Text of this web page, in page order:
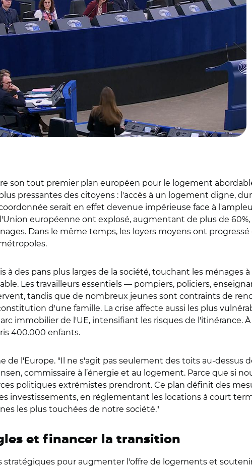
son tout premier plan européen pour le logement
pressantes des citoyens : l'accès à un logement digne,
serait en effet devenue impérieuse face à
européenne ont explosé, augmentant de plus de
Dans le même temps, les loyers moyens ont progressé
des pans plus larges de la société, touchant les ménages
Les travailleurs essentiels — pompiers, policiers,
tandis que de nombreux jeunes sont contraints de
d'une famille. La crise affecte aussi les plus
immobilier de l'UE, intensifiant les risques de l'itinérance.
400.000 enfants.
de l'Europe. "Il ne s'agit pas seulement des toits au-dessus
commissaire à l’énergie et au logement. Parce que si
politiques extrémistes prendront. Ce plan définit des
investissements, en réglementant les locations à court
les plus touchées de notre société."
et financer la transition
stratégiques pour augmenter l'offre de logements et